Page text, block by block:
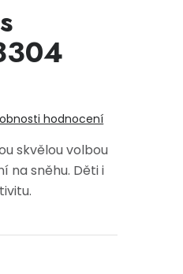
hodnocení
skvělou volbou
na sněhu. Děti i